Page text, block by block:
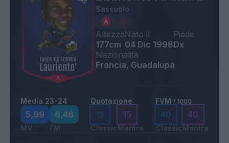
Sassuolo
Altezza
177cm
Nato il
04 Dic 1998
Piede
Dx
Nazionalità
Francia, Guadalupa
Media 23-24
5,99
MV
6,46
FM
Quotazione
15
Classic
15
Mantra
FVM / 1000
40
Classic
40
Mantra